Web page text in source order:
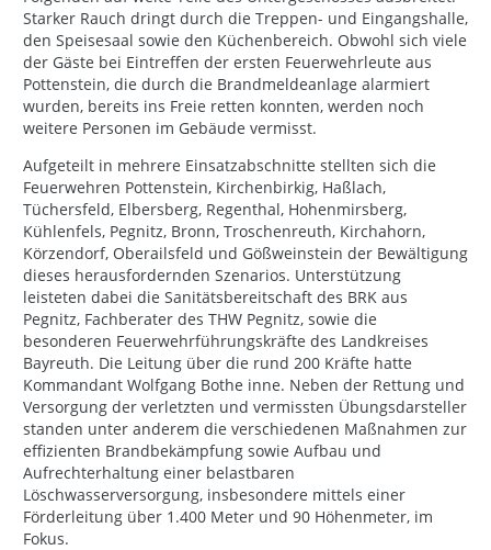
Starker Rauch dringt durch die Treppen- und Eingangshalle,
den Speisesaal sowie den Küchenbereich. Obwohl sich viele
der Gäste bei Eintreffen der ersten Feuerwehrleute aus
Pottenstein, die durch die Brandmeldeanlage alarmiert
wurden, bereits ins Freie retten konnten, werden noch
weitere Personen im Gebäude vermisst.
Aufgeteilt in mehrere Einsatzabschnitte stellten sich die
Feuerwehren Pottenstein, Kirchenbirkig, Haßlach,
Tüchersfeld, Elbersberg, Regenthal, Hohenmirsberg,
Kühlenfels, Pegnitz, Bronn, Troschenreuth, Kirchahorn,
Körzendorf, Oberailsfeld und Gößweinstein der Bewältigung
dieses herausfordernden Szenarios. Unterstützung
leisteten dabei die Sanitätsbereitschaft des BRK aus
Pegnitz, Fachberater des THW Pegnitz, sowie die
besonderen Feuerwehrführungskräfte des Landkreises
Bayreuth. Die Leitung über die rund 200 Kräfte hatte
Kommandant Wolfgang Bothe inne. Neben der Rettung und
Versorgung der verletzten und vermissten Übungsdarsteller
standen unter anderem die verschiedenen Maßnahmen zur
effizienten Brandbekämpfung sowie Aufbau und
Aufrechterhaltung einer belastbaren
Löschwasserversorgung, insbesondere mittels einer
Förderleitung über 1.400 Meter und 90 Höhenmeter, im
Fokus.